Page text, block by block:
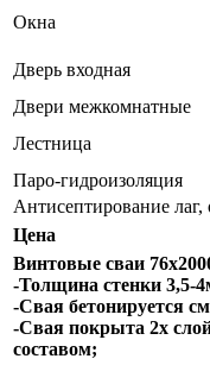
Окна
Дверь входная
Двери межкомнатные
Лестница
Паро-гидроизоляция
Антисептирование лаг,
Цена
Винтовые сваи
-Толщина стенки 3,5-
-Свая бетонируется
-Свая покрыта 2х
составом;